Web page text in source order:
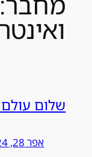
שלום
אפר 28, 2024